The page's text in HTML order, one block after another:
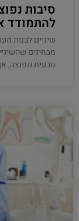
סיבות
להתמודד
שיניים לבנות
מבחינים
טבעית ונפוצה,